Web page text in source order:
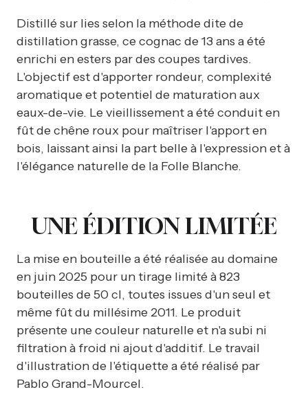
Distillé sur lies selon la méthode dite de
distillation grasse, ce cognac de 13 ans a été
enrichi en esters par des coupes tardives.
L'objectif est d'apporter rondeur, complexité
aromatique et potentiel de maturation aux
eaux-de-vie. Le vieillissement a été conduit en
fût de chêne roux pour maîtriser l'apport en
bois, laissant ainsi la part belle à l'expression et à
l'élégance naturelle de la Folle Blanche.
UNE ÉDITION LIMITÉE
La mise en bouteille a été réalisée au domaine
en juin 2025 pour un tirage limité à 823
bouteilles de 50 cl, toutes issues d'un seul et
même fût du millésime 2011. Le produit
présente une couleur naturelle et n'a subi ni
filtration à froid ni ajout d'additif. Le travail
d'illustration de l'étiquette a été réalisé par
Pablo Grand-Mourcel.